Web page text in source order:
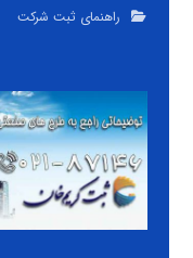
راهنمای ثبت شرکت